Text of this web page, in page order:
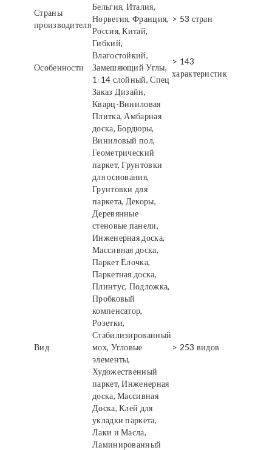
Страны
производителя
Бельгия, Италия,
Норвегия, Франция,
Россия, Китай,
> 53 стран
Особенности
Гибкий,
Влагостойкий,
Замешяющий Углы,
1-14 слойный, Спец
Заказ Дизайн,
> 143
характеристик
Вид
Кварц-Виниловая
Плитка, Амбарная
доска, Бордюры,
Виниловый пол,
Геометрический
паркет, Грунтовки
для основания,
Грунтовки для
паркета, Декоры,
Деревянные
стеновые панели,
Инженерная доска,
Массивная доска,
Паркет Ёлочка,
Паркетная доска,
Плинтус, Подложка,
Пробковый
компенсатор,
Розетки,
Стабилизированный
мох, Угловые
элементы,
Художественный
паркет, Инженерная
доска, Массивная
Доска, Клей для
укладки паркета,
Лаки и Масла,
Ламинированный
> 253 видов